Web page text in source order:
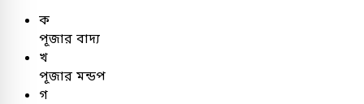
ক
পূজার বাদ্য
খ
পূজার মন্ডপ
গ